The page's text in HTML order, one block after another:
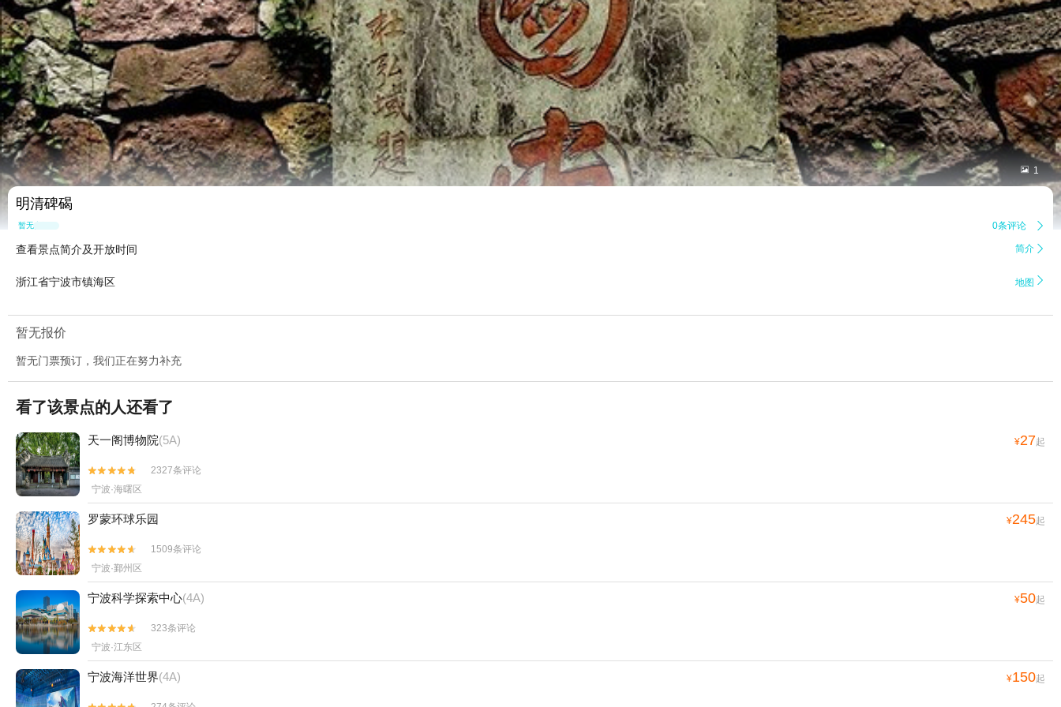
 1
明清碑碣
暂无点评 0条评论 
查看景点简介及开放时间 简介 
浙江省宁波市镇海区 地图 
暂无报价
暂无门票预订，我们正在努力补充
看了该景点的人还看了
天一阁博物院(5A) ¥27起


2327条评论
宁波·海曙区
罗蒙环球乐园 ¥245起


1509条评论
宁波·鄞州区
宁波科学探索中心(4A) ¥50起


323条评论
宁波·江东区
宁波海洋世界(4A) ¥150起